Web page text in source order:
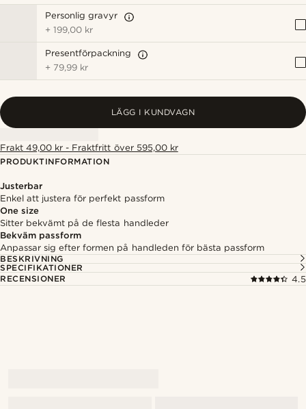
Personlig gravyr
+199,00 kr
Presentförpackning
+ 79,99 kr
LÄGG I KUNDVAGN
Frakt 49,00 kr - Fraktfritt över 595,00 kr
PRODUKTINFORMATION
Justerbar
Enkel att justera för perfekt passform
One size
Sitter bekvämt på de flesta handleder
Bekväm passform
Anpassar sig efter formen på handleden för bästa passform
BESKRIVNING
SPECIFIKATIONER
RECENSIONER
4.5